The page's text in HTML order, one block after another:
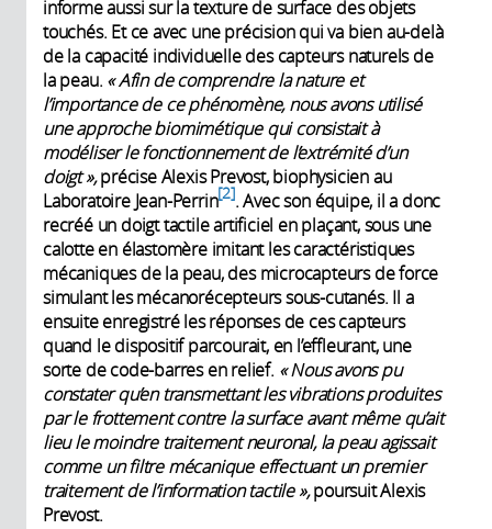
informe aussi sur la texture de surface des objets
touchés. Et ce avec une précision qui va bien au-delà
de la capacité individuelle des capteurs naturels de
la peau. « Afin de comprendre la nature et
l’importance de ce phénomène, nous avons utilisé
une approche biomimétique qui consistait à
modéliser le fonctionnement de l’extrémité d’un
doigt »,précise Alexis Prevost, biophysicien au
Laboratoire Jean-Perrin 2 . Avec son équipe, il a donc
recréé un doigt tactile artificiel en plaçant, sous une
calotte en élastomère imitant les caractéristiques
mécaniques de la peau, des microcapteurs de force
simulant les mécanorécepteurs sous-cutanés. Il a
ensuite enregistré les réponses de ces capteurs
quand le dispositif parcourait, en l’effleurant, une
sorte de code-barres en relief. « Nous avons pu
constater qu’en transmettant les vibrations produites
par le frottement contre la surface avant même qu’ait
lieu le moindre traitement neuronal, la peau agissait
comme un filtre mécanique effectuant un premier
traitement de l’information tactile »,poursuit Alexis
Prevost.